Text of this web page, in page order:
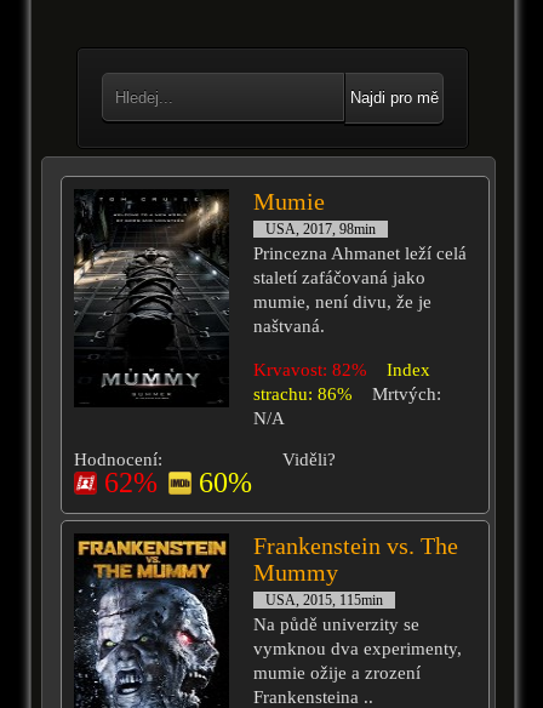
Najdi pro mě
Mumie
USA, 2017, 98min
Princezna Ahmanet leží celá
staletí zafáčovaná jako
mumie, není divu, že je
naštvaná.
Krvavost: 82%
Index
strachu: 86%
Mrtvých:
N/A
Hodnocení:
62% 60%
Viděli?
Frankenstein vs. The
Mummy
USA, 2015, 115min
Na půdě univerzity se
vymknou dva experimenty,
mumie ožije a zrození
Frankensteina ..